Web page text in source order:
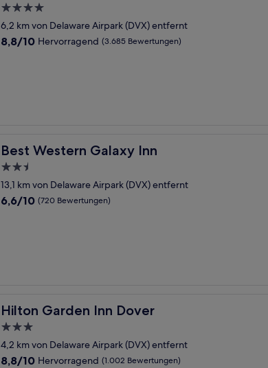
4.0-
Sterne-
Unterkunft
6,2 km von Delaware Airpark (DVX) entfernt
8.8
8,8/10 Hervorragend (3.685 Bewertungen)
Best Western Galaxy Inn
Best Western Galaxy Inn
2.5-
Sterne-
Unterkunft
13,1 km von Delaware Airpark (DVX) entfernt
6.6
6,6/10 (720 Bewertungen)
Hilton Garden Inn Dover
Hilton Garden Inn Dover
3.0-
Sterne-
Unterkunft
4,2 km von Delaware Airpark (DVX) entfernt
8.8
8,8/10 Hervorragend (1.002 Bewertungen)